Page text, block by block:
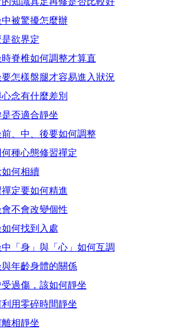
被驚擾怎麼辦
欲界定
脊椎如何調整才算直
怎樣盤腿才容易進入狀況
念有什麼差別
否適合靜坐
、中、後要如何調整
種心態修習禪定
如何相續
定要如何精進
不會改變個性
何找到入處
「身」與「心」如何互調
年齡身體的關係
受過傷，該如何靜坐
用零碎時間靜坐
相靜坐